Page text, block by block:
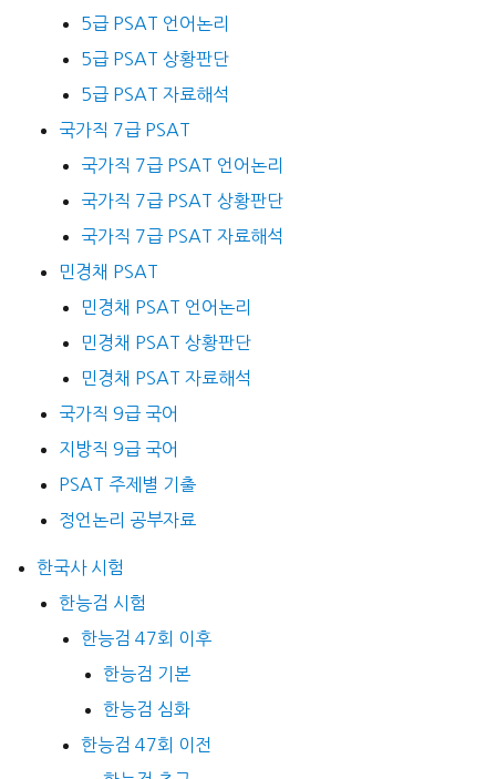
5급 PSAT 언어논리
5급 PSAT 상황판단
5급 PSAT 자료해석
국가직 7급 PSAT
국가직 7급 PSAT 언어논리
국가직 7급 PSAT 상황판단
국가직 7급 PSAT 자료해석
민경채 PSAT
민경채 PSAT 언어논리
민경채 PSAT 상황판단
민경채 PSAT 자료해석
국가직 9급 국어
지방직 9급 국어
PSAT 주제별 기출
정언논리 공부자료
한국사 시험
한능검 시험
한능검 47회 이후
한능검 기본
한능검 심화
한능검 47회 이전